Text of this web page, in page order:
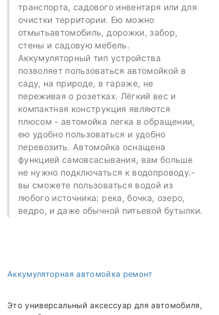
транспорта, садового инвентаря или для
очистки территории. Ею можно
отмытьавтомобиль, дорожки, забор,
стены и садовую мебель.
Аккумуляторный тип устройства
позволяет пользоваться автомойкой в
саду, на природе, в гараже, не
переживая о розетках. Лёгкий вес и
компактная конструкция являются
плюсом - автомойка легка в обращении,
ею удобно пользоваться и удобно
перевозить. Автомойка оснащена
функцией самовсасывания, вам больше
не нужно подключаться к водопроводу.-
вы сможете пользоваться водой из
любого источника: река, бочка, озеро,
ведро, и даже обычной питьевой бутылки.
Аккумуляторная автомойка ремонт
Это универсальный аксессуар для автомобиля,